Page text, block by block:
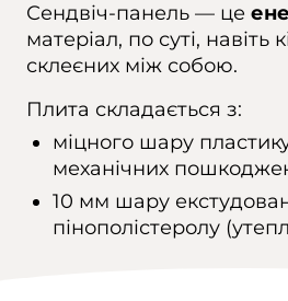
Сендвіч-панель — це
матеріал, по суті, навіть
склеєних між собою.
Плита складається з:
міцного шару
механічних
10 мм шару
пінополістеролу